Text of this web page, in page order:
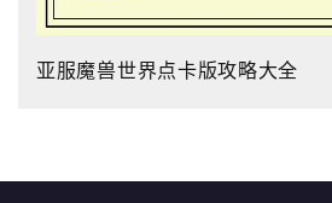
亚服魔兽世界点卡版攻略大全